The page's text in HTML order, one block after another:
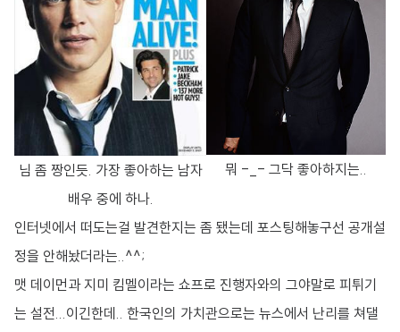
님 좀 짱인듯. 가장 좋아하는 남자
배우 중에 하나.
뭐 -_- 그닥 좋아하지는..
인터넷에서 떠도는걸 발견한지는 좀 됐는데 포스팅해놓구선 공개설
정을 안해놨더라는..^^;
맷 데이먼과 지미 킴멜이라는 쇼프로 진행자와의 그야말로 피튀기
는 설전...이긴한데.. 한국인의 가치관으로는 뉴스에서 난리를 쳐댈